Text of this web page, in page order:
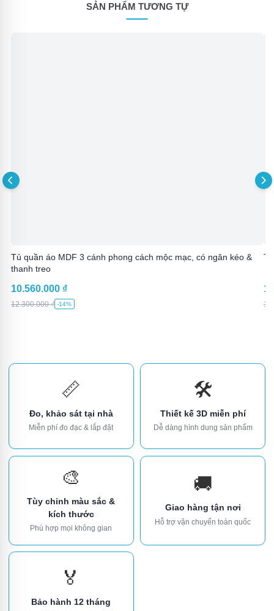
SẢN PHẨM TƯƠNG TỰ
Tủ quần áo MDF 3 cánh phong cách mộc mạc, có ngăn kéo &
thanh treo
10.560.000 ₫
12.300.000₫ -14%
📏
Đo, khảo sát tại nhà
Miễn phí đo đạc & lắp đặt
🛠️
Thiết kế 3D miễn phí
Dễ dàng hình dung sản phẩm
🎨
Tùy chỉnh màu sắc &
kích thước
Phù hợp mọi không gian
🚚
Giao hàng tận nơi
Hỗ trợ vận chuyển toàn quốc
🏅
Bảo hành 12 tháng